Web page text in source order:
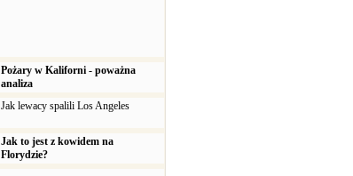
Pożary w Kaliforni - poważna
analiza
Jak lewacy spalili Los Angeles
Jak to jest z kowidem na
Florydzie?